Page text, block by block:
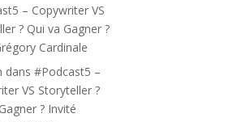
– Copywriter VS
? Qui va Gagner ?
Cardinale
dans#Podcast5 –
VS Storyteller ?
? Invité